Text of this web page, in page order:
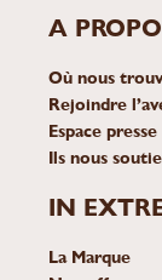
A
Où nous
Rejoindre
Espace presse
Ils nous
IN
La Marque